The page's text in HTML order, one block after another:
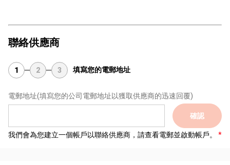
聯絡供應商
1 2 3 填寫您的電郵地址
電郵地址(填寫您的公司電郵地址以獲取供應商的迅速回覆)
確認
我們會為您建立一個帳戶以聯絡供應商，請查看電郵並啟動帳戶。